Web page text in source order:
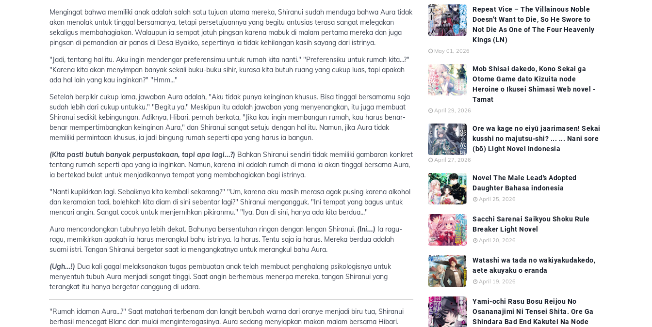
Mengingat bahwa memiliki anak adalah salah satu tujuan utama mereka, Shiranui sudah menduga bahwa Aura tidak
akan menolak untuk tinggal bersamanya, tetapi persetujuannya yang begitu antusias terasa sangat melegakan
sekaligus membahagiakan. Walaupun ia sempat jatuh pingsan karena mabuk di malam pertama mereka dan juga
pingsan di pemandian air panas di Desa Byakko, sepertinya ia tidak kehilangan kasih sayang dari istrinya.
"Jadi, tentang hal itu. Aku ingin mendengar preferensimu untuk rumah kita nanti." "Preferensiku untuk rumah kita...?"
"Karena kita akan menyimpan banyak sekali buku-buku sihir, kurasa kita butuh ruang yang cukup luas, tapi apakah
ada hal lain yang kau inginkan?" "Hmm..."
Setelah berpikir cukup lama, jawaban Aura adalah, "Aku tidak punya keinginan khusus. Bisa tinggal bersamamu saja
sudah lebih dari cukup untukku." "Begitu ya." Meskipun itu adalah jawaban yang menyenangkan, itu juga membuat
Shiranui sedikit kebingungan. Adiknya, Hibari, pernah berkata, "Jika kau ingin membangun rumah, kau harus benar-
benar mempertimbangkan keinginan Aura," dan Shiranui sangat setuju dengan hal itu. Namun, jika Aura tidak
memiliki permintaan khusus, ia jadi bingung rumah seperti apa yang harus ia bangun.
(Kita pasti butuh banyak perpustakaan, tapi apa lagi...?) Bahkan Shiranui sendiri tidak memiliki gambaran konkret
tentang rumah seperti apa yang ia inginkan. Namun, karena ini adalah rumah di mana ia akan tinggal bersama Aura,
ia bertekad bulat untuk menjadikannya tempat yang membahagiakan bagi istrinya.
"Nanti kupikirkan lagi. Sebaiknya kita kembali sekarang?" "Um, karena aku masih merasa agak pusing karena alkohol
dan keramaian tadi, bolehkah kita diam di sini sebentar lagi?" Shiranui mengangguk. "Ini tempat yang bagus untuk
mencari angin. Sangat cocok untuk menjernihkan pikiranmu." "Iya. Dan di sini, hanya ada kita berdua..."
Aura mencondongkan tubuhnya lebih dekat. Bahunya bersentuhan ringan dengan lengan Shiranui. (Ini...) Ia ragu-
ragu, memikirkan apakah ia harus merangkul bahu istrinya. Ia harus. Tentu saja ia harus. Mereka berdua adalah
suami istri. Tangan Shiranui bergetar saat ia mengangkatnya untuk merangkul bahu Aura.
(Ugh...!) Dua kali gagal melaksanakan tugas pembuatan anak telah membuat penghalang psikologisnya untuk
menyentuh tubuh Aura menjadi sangat tinggi. Saat angin berhembus menerpa mereka, tangan Shiranui yang
terangkat itu hanya bergetar canggung di udara.
"Rumah idaman Aura...?" Saat matahari terbenam dan langit berubah warna dari oranye menjadi biru tua, Shiranui
berhasil mencegat Blanc dan mulai menginterogasinya. Aura sedang menyiapkan makan malam bersama Hibari.
Repeat Vice – The Villainous Noble
Doesn’t Want to Die, So He Swore to
Not Die As One of The Four Heavenly
Kings (LN)
May 01, 2026
Mob Shisai dakedo, Kono Sekai ga
Otome Game dato Kizuita node
Heroine o Ikusei Shimasi Web novel -
Tamat
April 29, 2026
Ore wa kage no eiyū jaarimasen! Sekai
kusshi no majutsu-shi? ... ... Nani sore
(bō) Light Novel Indonesia
April 27, 2026
Novel The Male Lead's Adopted
Daughter Bahasa indonesia
April 25, 2026
Sacchi Sarenai Saikyou Shoku Rule
Breaker Light Novel
April 20, 2026
Watashi wa tada no wakiyakudakedo,
aete akuyaku o eranda
April 19, 2026
Yami-ochi Rasu Bosu Reijou No
Osananajimi Ni Tensei Shita. Ore Ga
Shindara Bad End Kakutei Na Node